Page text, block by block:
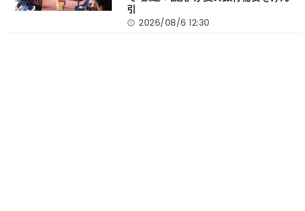
引
2026/08/6 12:30